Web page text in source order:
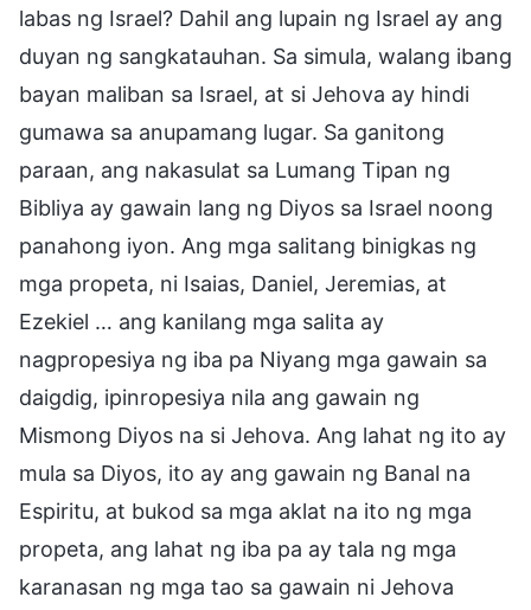
labas ng Israel? Dahil ang lupain ng Israel ay ang
duyan ng sangkatauhan. Sa simula, walang ibang
bayan maliban sa Israel, at si Jehova ay hindi
gumawa sa anupamang lugar. Sa ganitong
paraan, ang nakasulat sa Lumang Tipan ng
Bibliya ay gawain lang ng Diyos sa Israel noong
panahong iyon. Ang mga salitang binigkas ng
mga propeta, ni Isaias, Daniel, Jeremias, at
Ezekiel … ang kanilang mga salita ay
nagpropesiya ng iba pa Niyang mga gawain sa
daigdig, ipinropesiya nila ang gawain ng
Mismong Diyos na si Jehova. Ang lahat ng ito ay
mula sa Diyos, ito ay ang gawain ng Banal na
Espiritu, at bukod sa mga aklat na ito ng mga
propeta, ang lahat ng iba pa ay tala ng mga
karanasan ng mga tao sa gawain ni Jehova